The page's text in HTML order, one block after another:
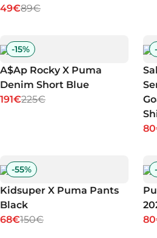
49€89€
-15%
A$Ap Rocky X Puma
Denim Short Blue
191€225€
-
-55%
Kidsuper X Puma Pants
Black
68€150€
-